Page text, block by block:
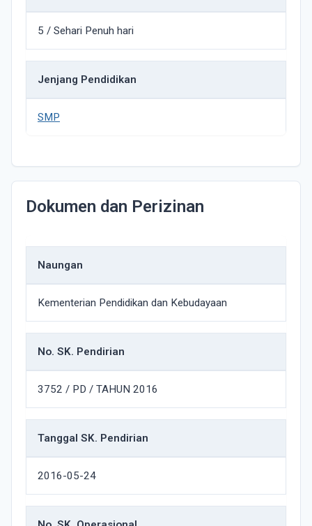
5 / Sehari Penuh hari
Jenjang Pendidikan
SMP
Dokumen dan Perizinan
Naungan
Kementerian Pendidikan dan Kebudayaan
No. SK. Pendirian
3752 / PD / TAHUN 2016
Tanggal SK. Pendirian
2016-05-24